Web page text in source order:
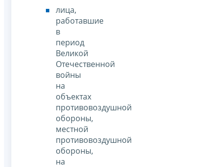
лица,
работавшие
в
период
Великой
Отечественной
войны
на
объектах
противовоздушной
обороны,
местной
противовоздушной
обороны,
на